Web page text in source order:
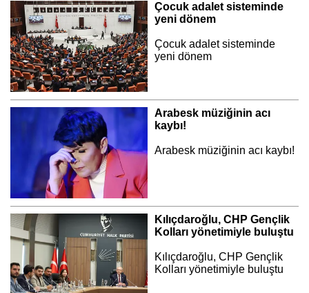
Çocuk adalet sisteminde
yeni dönem
Çocuk adalet sisteminde
yeni dönem
Arabesk müziğinin acı
kaybı!
Arabesk müziğinin acı kaybı!
Kılıçdaroğlu, CHP Gençlik
Kolları yönetimiyle buluştu
Kılıçdaroğlu, CHP Gençlik
Kolları yönetimiyle buluştu